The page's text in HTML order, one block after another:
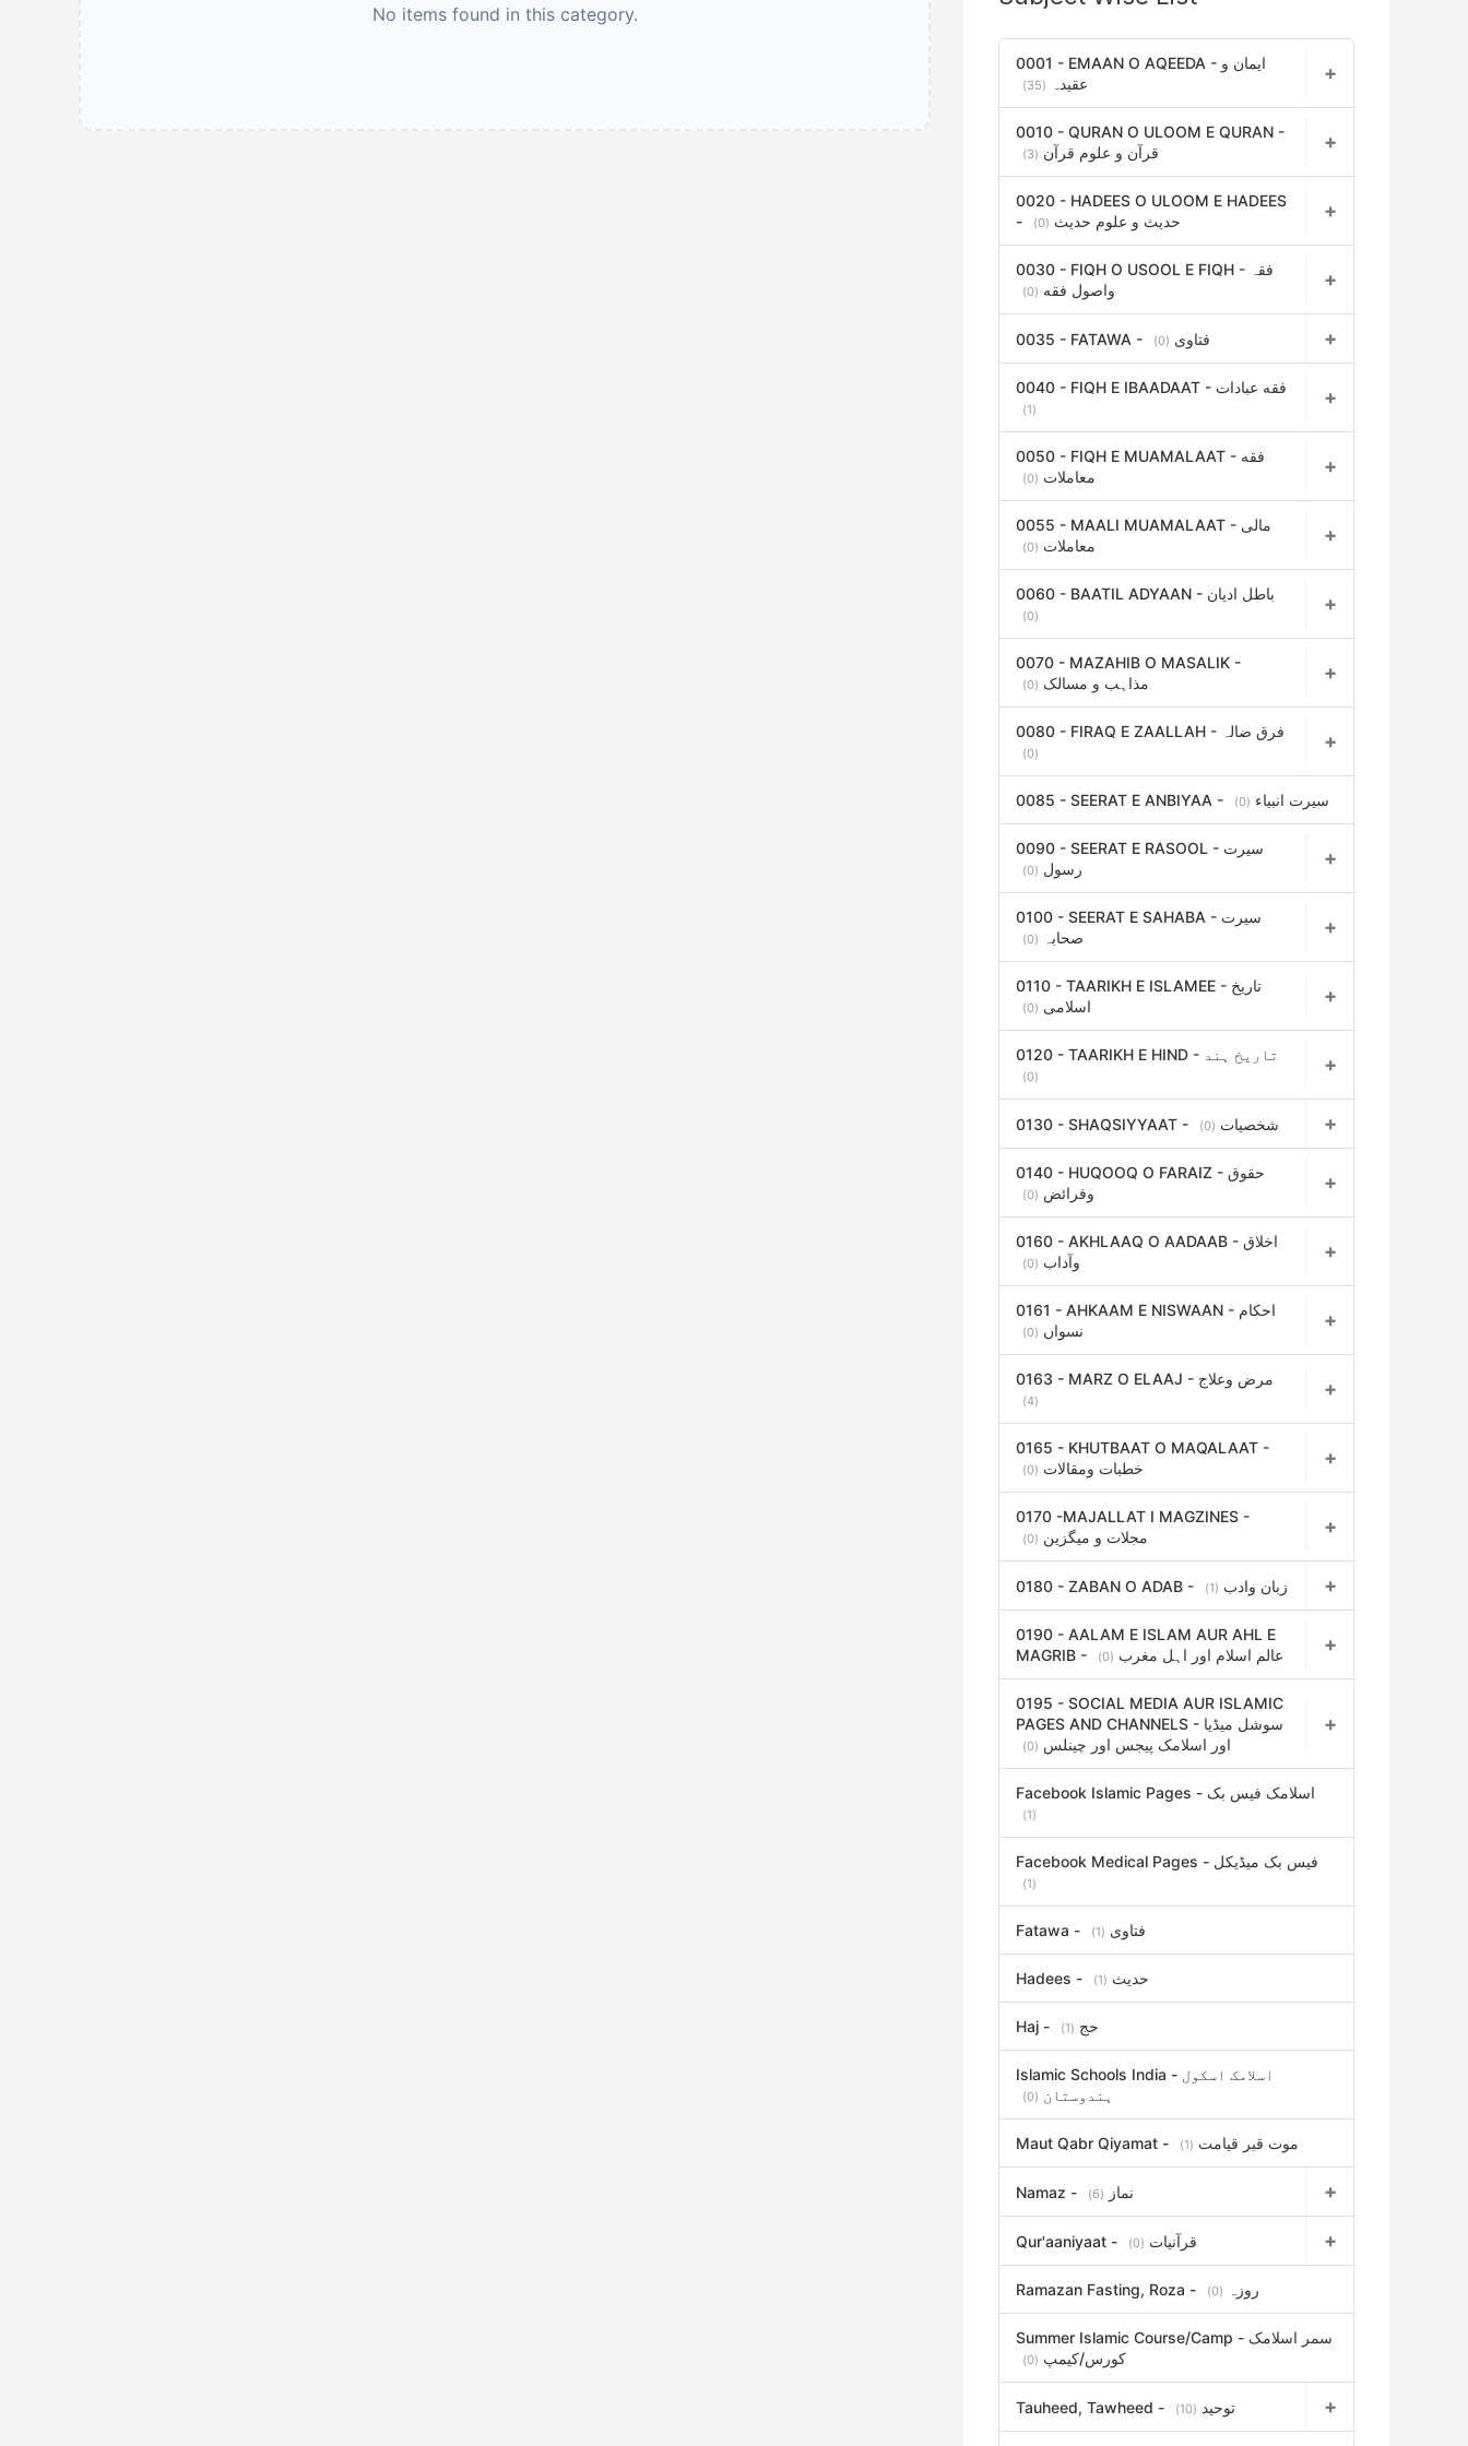
No items found in this category.
0001 - EMAAN O AQEEDA - ایمان و
عقیدہ
(35)
0010 - QURAN O ULOOM E QURAN -
قرآن و علوم قرآن (3)
0020 - HADEES O ULOOM E HADEES
- حدیث و علوم حدیث (0)
0030 - FIQH O USOOL E FIQH - فقہ
واصول فقه (0)
0035 - FATAWA - فتاوی (0)
0040 - FIQH E IBAADAAT - فقه عبادات
(1)
0050 - FIQH E MUAMALAAT - فقه
معاملات (0)
0055 - MAALI MUAMALAAT - مالی
معاملات (0)
0060 - BAATIL ADYAAN - باطل ادیان
(0)
0070 - MAZAHIB O MASALIK -
مذاہب و مسالک (0)
0080 - FIRAQ E ZAALLAH - فرق ضالہ
(0)
0085 - SEERAT E ANBIYAA - سیرت انبیاء (0)
0090 - SEERAT E RASOOL - سیرت
رسول (0)
0100 - SEERAT E SAHABA - سیرت
صحابہ
(0)
0110 - TAARIKH E ISLAMEE - تاریخ
اسلامی (0)
0120 - TAARIKH E HIND - تاریخ ہند
(0)
0130 - SHAQSIYYAAT - شخصیات (0)
0140 - HUQOOQ O FARAIZ - حقوق
وفرائض (0)
0160 - AKHLAAQ O AADAAB - اخلاق
وآداب (0)
0161 - AHKAAM E NISWAAN - احکام
نسواں (0)
0163 - MARZ O ELAAJ - مرض وعلاج
(4)
0165 - KHUTBAAT O MAQALAAT -
خطبات ومقالات (0)
0170 -MAJALLAT I MAGZINES -
مجلات و میگزین (0)
0180 - ZABAN O ADAB - زبان وادب (1)
0190 - AALAM E ISLAM AUR AHL E
MAGRIB - عالم اسلام اور اہل مغرب (0)
0195 - SOCIAL MEDIA AUR ISLAMIC
PAGES AND CHANNELS - سوشل میڈیا
اور اسلامک پیجس اور چینلس (0)
Facebook Islamic Pages - اسلامک فیس بک
(1)
Facebook Medical Pages - فیس بک میڈیکل
(1)
Fatawa - فتاوی (1)
Hadees - حدیث (1)
Haj - حج (1)
Islamic Schools India - اسلامک اسکول
ہندوستان (0)
Maut Qabr Qiyamat - موت قبر قیامت (1)
Namaz - نماز (6)
Qur'aaniyaat - قرآنیات (0)
Ramazan Fasting, Roza - روزہ (0)
Summer Islamic Course/Camp - سمر اسلامک
کورس/کیمپ (0)
Tauheed, Tawheed - توحید (10)